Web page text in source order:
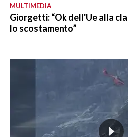
MULTIMEDIA
Giorgetti: “Ok dell'Ue alla
lo scostamento”